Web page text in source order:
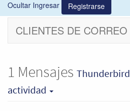
Ocultar Ingresar Registrarse
CLIENTES DE CORREO
1 Mensajes Thunderbird
actividad